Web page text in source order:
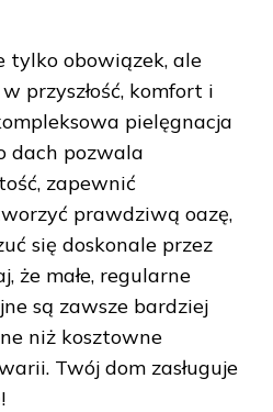
tylko obowiązek, ale
przyszłość, komfort i
pielęgnacja
dach pozwala
zapewnić
prawdziwą oazę,
się doskonale przez
że małe, regularne
są zawsze bardziej
niż kosztowne
Twój dom zasługuje